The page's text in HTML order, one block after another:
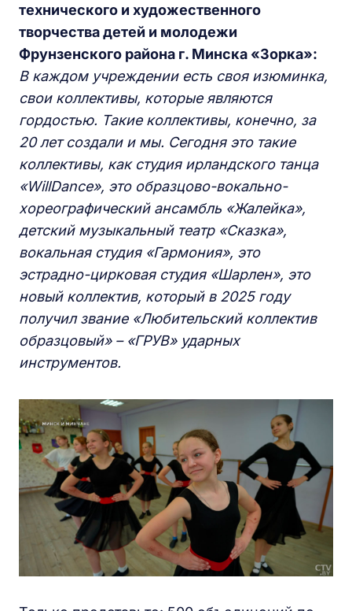
технического и художественного
творчества детей и молодежи
Фрунзенского района г. Минска «Зорка»:
В каждом учреждении есть своя изюминка,
свои коллективы, которые являются
гордостью. Такие коллективы, конечно, за
20 лет создали и мы. Сегодня это такие
коллективы, как студия ирландского танца
«WillDance», это образцово-вокально-
хореографический ансамбль «Жалейка»,
детский музыкальный театр «Сказка»,
вокальная студия «Гармония», это
эстрадно-цирковая студия «Шарлен», это
новый коллектив, который в 2025 году
получил звание «Любительский коллектив
образцовый» – «ГРУВ» ударных
инструментов.